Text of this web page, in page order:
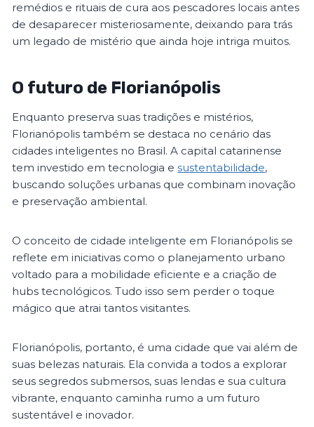
remédios e rituais de cura aos pescadores locais antes
de desaparecer misteriosamente, deixando para trás
um legado de mistério que ainda hoje intriga muitos​.
O futuro de Florianópolis
Enquanto preserva suas tradições e mistérios,
Florianópolis também se destaca no cenário das
cidades inteligentes no Brasil. A capital catarinense
tem investido em tecnologia esustentabilidade,
buscando soluções urbanas que combinam inovação
e preservação ambiental.
O conceito de cidade inteligente em Florianópolis se
reflete em iniciativas como o planejamento urbano
voltado para a mobilidade eficiente e a criação de
hubs tecnológicos. Tudo isso sem perder o toque
mágico que atrai tantos visitantes​.
Florianópolis, portanto, é uma cidade que vai além de
suas belezas naturais. Ela convida a todos a explorar
seus segredos submersos, suas lendas e sua cultura
vibrante, enquanto caminha rumo a um futuro
sustentável e inovador.